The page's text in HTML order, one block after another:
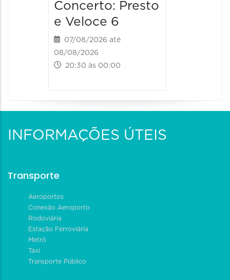
Concerto: Presto
e Veloce 6
07/08/2026 até
08/08/2026
20:30 às 00:00
INFORMAÇÕES ÚTEIS
Transporte
Aeroportos
Conexão Aeroporto
Rodoviária
Estação Ferroviária
Metrô
Táxi
Transporte Público